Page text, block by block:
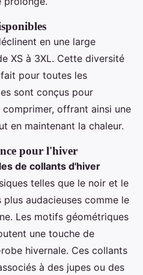
en une large
XS à 3XL. Cette diversité
pour toutes les
sont conçus pour
offrant ainsi une
en maintenant la chaleur.
pour l'hiver
de collants d'hiver
telles que le noir et le
audacieuses comme le
Les motifs géométriques
une touche de
hivernale. Ces collants
à des jupes ou des